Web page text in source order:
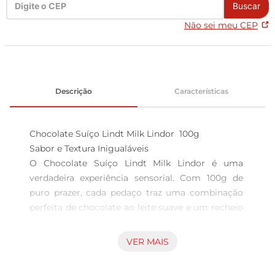
Buscar
Não sei meu CEP
Descrição Características
Chocolate Suíço Lindt Milk Lindor  100g
Sabor e Textura Inigualáveis
O Chocolate Suíço Lindt Milk Lindor é uma
verdadeira experiência sensorial. Com 100g de
puro prazer, cada pedaço traz uma combinação
perfeita de chocolate ao leite suave e um recheio
momentos de indulgência, esse chocolate é
VER MAIS